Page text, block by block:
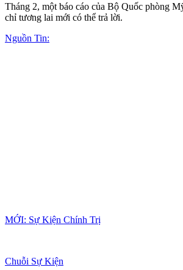
Tháng 2, một báo cáo của Bộ Quốc phòng
chỉ tương lai mới có thể trả lời.
Nguồn Tin:
MỚI: Sự Kiện Chính Trị
Chuỗi Sự Kiện